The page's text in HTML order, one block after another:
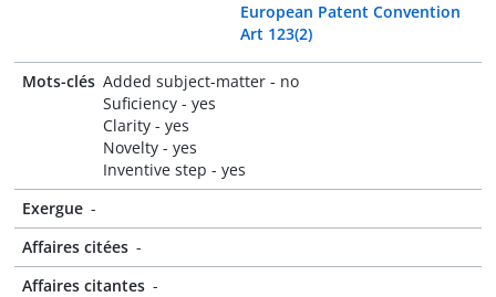
European Patent Convention
Art 123(2)
Mots-clés Added subject-matter - no
Suficiency - yes
Clarity - yes
Novelty - yes
Inventive step - yes
Exergue -
Affaires citées -
Affaires citantes -